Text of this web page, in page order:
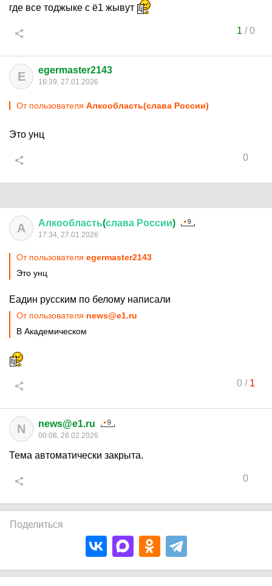
где все тоджыке с ё1 жывут
1 /0
E egermaster2143
16:39, 27.01.2026
От пользователя Алкообласть(слава России)
Это унц
0
А Алкообласть(слава России)
17:34, 27.01.2026
От пользователя egermaster2143
Это унц
Еадин русским по белому написали
От пользователя news@e1.ru
В Академическом
0/ 1
N news@e1.ru
00:08, 28.02.2026
Тема автоматически закрыта.
0
Поделиться